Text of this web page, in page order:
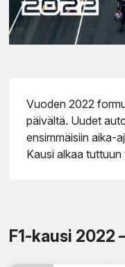
Vuoden 2022
päivältä. Uudet
ensimmäisiin aika-
Kausi alkaa tuttuun
F1-kausi 2022